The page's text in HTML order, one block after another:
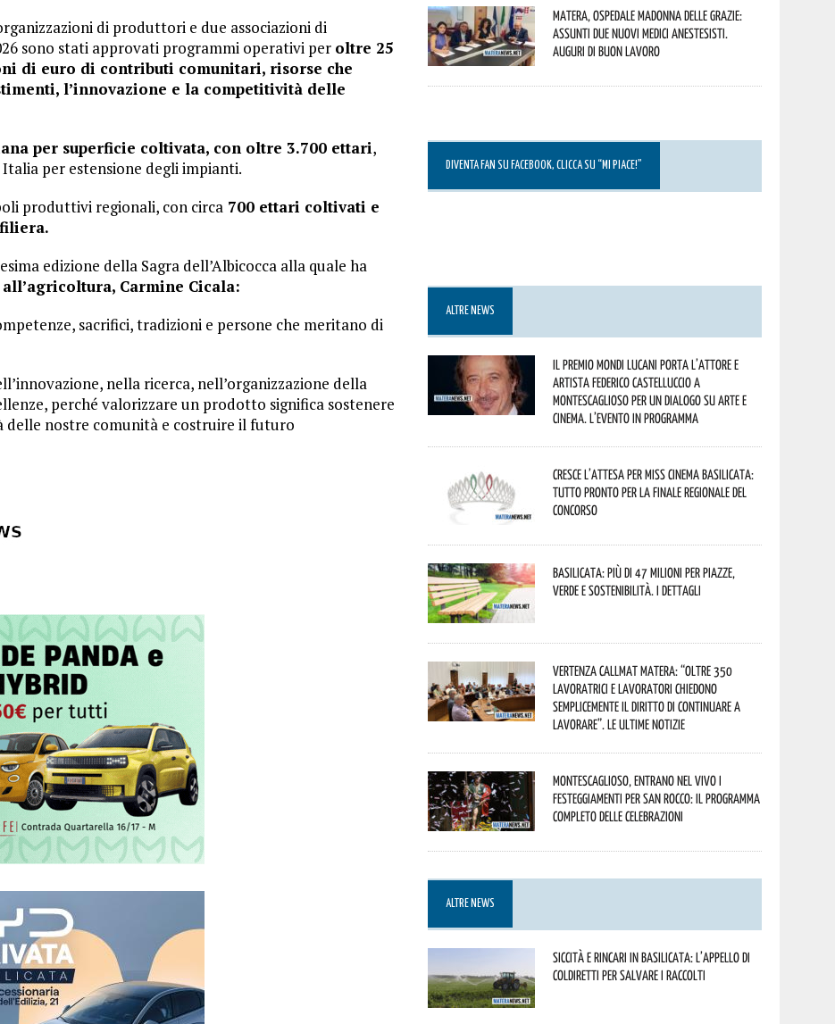
di produttori e due associazioni di
sono stati approvati programmi operativi per oltre 25
di euro di contributi comunitari, risorse che
l’innovazione e la competitività delle
per superficie coltivata, con oltre 3.700 ettari,
per estensione degli impianti.
produttivi regionali, con circa 700 ettari coltivati e
edizione della Sagra dell’Albicocca alla quale ha
Carmine Cicala:
sacrifici, tradizioni e persone che meritano di
nella ricerca, nell’organizzazione della
perché valorizzare un prodotto significa sostenere
nostre comunità e costruire il futuro
Matera, Ospedale Madonna delle Grazie:
assunti due nuovi medici anestesisti.
Auguri di buon lavoro
DIVENTA FAN SU FACEBOOK, CLICCA SU “MI PIACE!”
ALTRE NEWS
Il Premio Mondi Lucani porta l’attore e
artista Federico Castelluccio a
Montescaglioso per un dialogo su arte e
cinema. L’evento in programma
Cresce l’attesa per Miss Cinema Basilicata:
tutto pronto per la finale regionale del
concorso
Basilicata: più di 47 milioni per piazze,
verde e sostenibilità. I dettagli
Vertenza CallMat Matera: “Oltre 350
lavoratrici e lavoratori chiedono
semplicemente il diritto di continuare a
lavorare”. Le ultime notizie
Montescaglioso, entrano nel vivo i
festeggiamenti per San Rocco: il programma
completo delle celebrazioni
ALTRE NEWS
Siccità e rincari in Basilicata: l’appello di
Coldiretti per salvare i raccolti